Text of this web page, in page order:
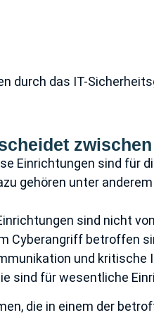
durch das IT-
Einrichtungen sind für
gehören unter
sind nicht
Cyberangriff betroffen
und kritische
sind für wesentliche
die in einem der